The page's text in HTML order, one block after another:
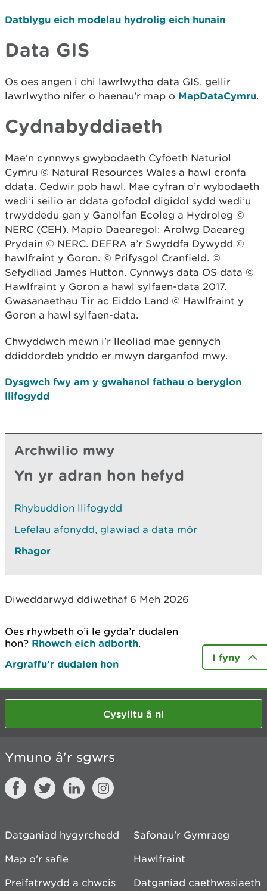
Datblygu eich modelau hydrolig eich hunain
Data GIS
Os oes angen i chi lawrlwytho data GIS, gellir
lawrlwytho nifer o haenau’r map o MapDataCymru.
Cydnabyddiaeth
Mae'n cynnwys gwybodaeth Cyfoeth Naturiol
Cymru © Natural Resources Wales a hawl cronfa
ddata. Cedwir pob hawl. Mae cyfran o’r wybodaeth
wedi’i seilio ar ddata gofodol digidol sydd wedi’u
trwyddedu gan y Ganolfan Ecoleg a Hydroleg ©
NERC (CEH). Mapio Daearegol: Arolwg Daeareg
Prydain © NERC. DEFRA a’r Swyddfa Dywydd ©
hawlfraint y Goron. © Prifysgol Cranfield. ©
Sefydliad James Hutton. Cynnwys data OS data ©
Hawlfraint y Goron a hawl sylfaen-data 2017.
Gwasanaethau Tir ac Eiddo Land © Hawlfraint y
Goron a hawl sylfaen-data.
Chwyddwch mewn i'r lleoliad mae gennych
ddiddordeb ynddo er mwyn darganfod mwy.
Dysgwch fwy am y gwahanol fathau o beryglon
llifogydd
Archwilio mwy
Yn yr adran hon hefyd
Rhybuddion llifogydd
Lefelau afonydd, glawiad a data môr
Rhagor
Diweddarwyd ddiwethaf 6 Meh 2026
Oes rhywbeth o’i le gyda’r dudalen
hon? Rhowch eich adborth.
Argraffu’r dudalen hon
I fyny
Cysylltu â ni
Ymuno â'r sgwrs
Datganiad hygyrchedd
Safonau'r Gymraeg
Map o'r safle
Hawlfraint
Preifatrwydd a chwcis
Datganiad caethwasiaeth